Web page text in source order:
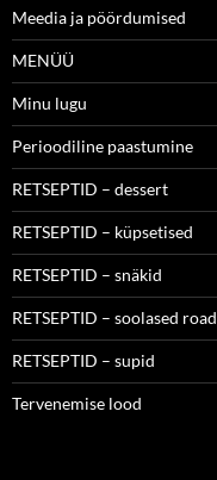
Meedia ja pöördumised
MENÜÜ
Minu lugu
Perioodiline paastumine
RETSEPTID – dessert
RETSEPTID – küpsetised
RETSEPTID – snäkid
RETSEPTID – soolased road
RETSEPTID – supid
Tervenemise lood